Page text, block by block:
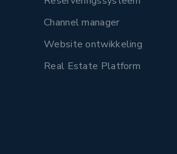
Channel manager
Website ontwikkeling
Real Estate Platform